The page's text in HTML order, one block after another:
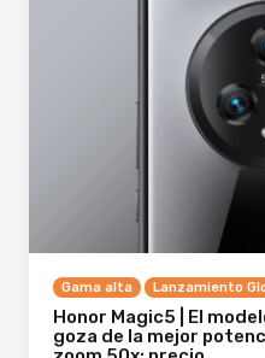
Gama alta Lanzamiento
Honor Magic5 | El
goza de la mejor